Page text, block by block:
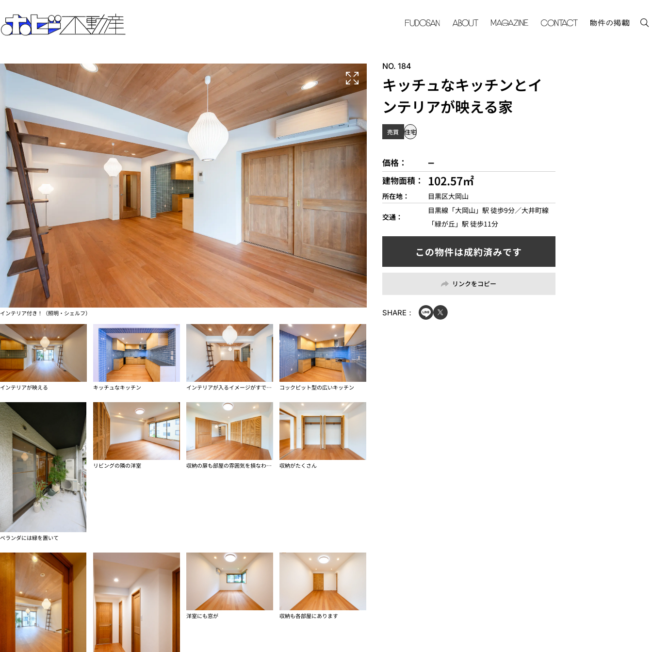
NO. 184
キッチュなキッチンとイ
ンテリアが映える家
売買 住宅
インテリア付き！（照明・シェルフ）
インテリアが映える キッチュなキッチン インテリアが入るイメージがすでに湧く家 コックピット型の広いキッチン
ベランダには緑を置いて
リビングの隣の洋室 収納の扉も部屋の雰囲気を損なわない 収納がたくさん
洋室にも窓が 収納も各部屋にあります
価格 −
建物面積 102.57㎡
所在地 目黒区大岡山
交通
目黒線「大岡山」駅 徒歩9分／大井町線
「緑が丘」駅 徒歩11分
リンクをコピー
SHARE：